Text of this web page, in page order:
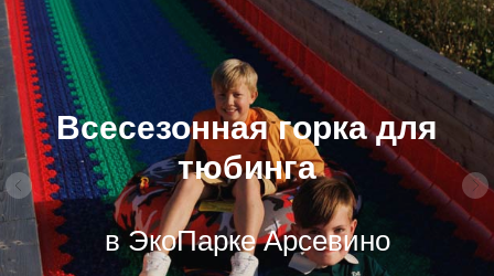
Всесезонная горка для
тюбинга
в ЭкоПарке Арсевино